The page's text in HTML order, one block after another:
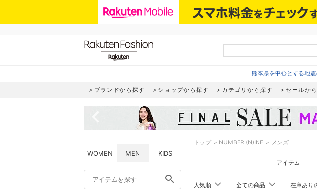
熊本県を中心とする地
ブランドから探す ショップから探す カテゴリから探す セールか
WOMEN MEN KIDS
search
トップ NUMBER (N)INE メンズ
アイテム
人気順 全ての商品 在庫あり